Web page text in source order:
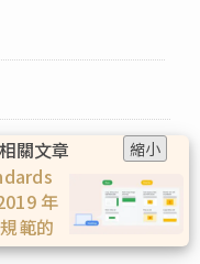
相關文章 縮小
年
範的
版權所有